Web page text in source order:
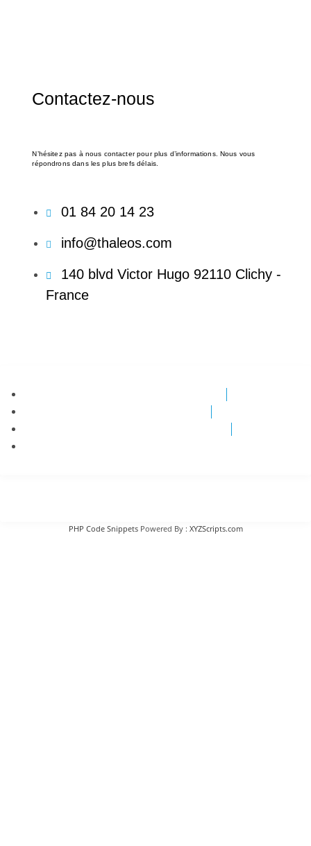
Contactez-nous
N’hésitez pas à nous contacter pour plus d’informations. Nous vous
répondrons dans les plus brefs délais.
01 84 20 14 23
info@thaleos.com
140 blvd Victor Hugo 92110 Clichy -
France
PHP Code SnippetsPowered By : XYZScripts.com